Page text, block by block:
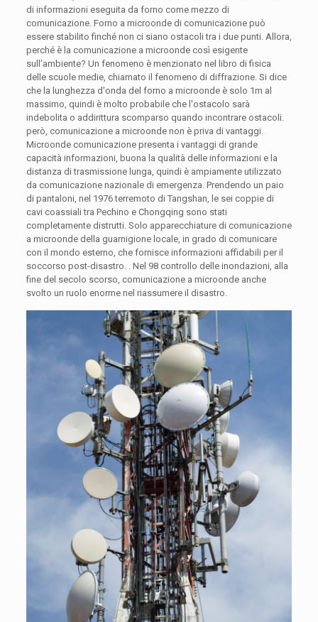
di informazioni eseguita da forno come mezzo di
comunicazione. Forno a microonde di comunicazione può
essere stabilito finché non ci siano ostacoli tra i due punti. Allora,
perché è la comunicazione a microonde così esigente
sull'ambiente? Un fenomeno è menzionato nel libro di fisica
delle scuole medie, chiamato il fenomeno di diffrazione. Si dice
che la lunghezza d'onda del forno a microonde è solo 1m al
massimo, quindi è molto probabile che l'ostacolo sarà
indebolita o addirittura scomparso quando incontrare ostacoli.
però, comunicazione a microonde non è priva di vantaggi.
Microonde comunicazione presenta i vantaggi di grande
capacità informazioni, buona la qualità delle informazioni e la
distanza di trasmissione lunga, quindi è ampiamente utilizzato
da comunicazione nazionale di emergenza. Prendendo un paio
di pantaloni, nel 1976 terremoto di Tangshan, le sei coppie di
cavi coassiali tra Pechino e Chongqing sono stati
completamente distrutti. Solo apparecchiature di comunicazione
a microonde della guarnigione locale, in grado di comunicare
con il mondo esterno, che fornisce informazioni affidabili per il
soccorso post-disastro. . Nel 98 controllo delle inondazioni, alla
fine del secolo scorso, comunicazione a microonde anche
svolto un ruolo enorme nel riassumere il disastro.